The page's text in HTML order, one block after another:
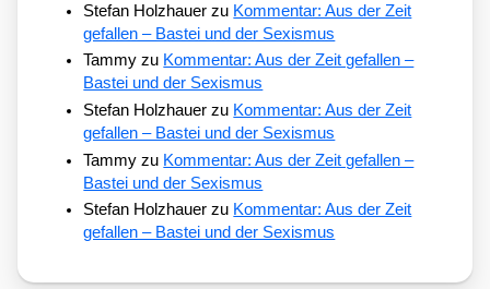
Stefan Holzhauer zu Kommentar: Aus der Zeit
gefallen – Bastei und der Sexismus
Tammy zu Kommentar: Aus der Zeit gefallen –
Bastei und der Sexismus
Stefan Holzhauer zu Kommentar: Aus der Zeit
gefallen – Bastei und der Sexismus
Tammy zu Kommentar: Aus der Zeit gefallen –
Bastei und der Sexismus
Stefan Holzhauer zu Kommentar: Aus der Zeit
gefallen – Bastei und der Sexismus